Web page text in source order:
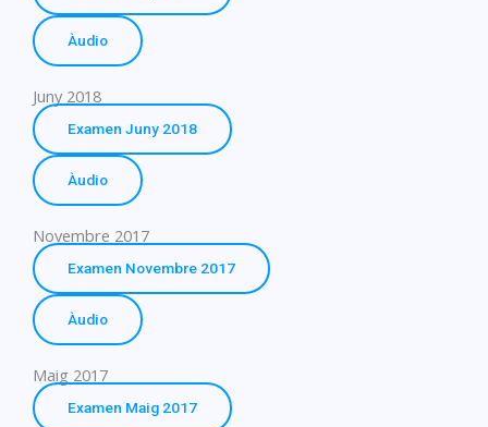
Àudio
Juny 2018
Examen Juny 2018
Àudio
Novembre 2017
Examen Novembre 2017
Àudio
Maig 2017
Examen Maig 2017